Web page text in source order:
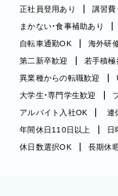
正社員登用あり
講習費
まかない・食事補助あり
自転車通勤OK
海外研
第二新卒歓迎
若手積極
異業種からの転職歓迎
大学生・専門学生歓迎
アルバイト入社OK
連
年間休日110日以上
日
休日数選択OK
長期休